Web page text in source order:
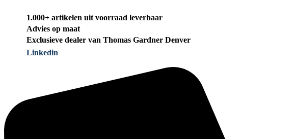
1.000+ artikelen uit voorraad leverbaar
Advies op maat
Exclusieve dealer van Thomas Gardner Denver
Linkedin